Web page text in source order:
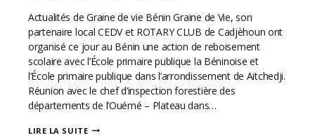
Actualités de Graine de vie Bénin Graine de Vie, son
partenaire local CEDV et ROTARY CLUB de Cadjèhoun ont
organisé ce jour au Bénin une action de reboisement
scolaire avec l’École primaire publique la Béninoise et
l’École primaire publique dans l’arrondissement de Aitchedji.
Réunion avec le chef d’inspection forestière des
départements de l’Ouémé – Plateau dans…
LIRE LA SUITEBÉNIN